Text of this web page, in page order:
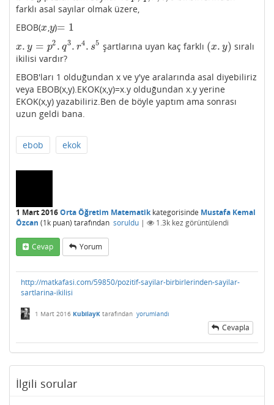
farklı asal sayılar olmak üzere,
EBOB(x
x ,y
y)= 1
=1
x. y = p2 . q3. r4. s5
x.y =p2. q3.r 4.s5 şartlarına uyan kaç farklı (x. y)
(x.y )
sıralı
ikilisi vardır?
EBOB'ları 1 olduğundan x ve y'ye aralarında asal diyebiliriz
veya EBOB(x,y).EKOK(x,y)=x.y olduğundan x.y yerine
EKOK(x,y) yazabiliriz.Ben de böyle yaptım ama sonrası
uzun geldi bana.
ebob ekok
1 Mart 2016Orta Öğretim Matematikkategorisinde Mustafa Kemal
Özcan (1k puan) tarafından soruldu | 1.3k kez görüntülendi
Cevap Yorum
http://matkafasi.com/59850/pozitif-sayilar-birbirlerinden-sayilar-
sartlarina-ikilisi
1 Mart 2016 KubilayK tarafından yorumlandı
Cevapla
İlgili sorular